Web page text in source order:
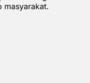
masyarakat.